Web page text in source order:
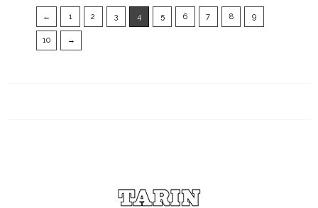
← 1 2 3 4 5 6 7 8 9
10 →